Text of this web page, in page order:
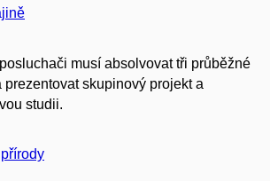
musí absolvovat tři průběžné
prezentovat skupinový projekt a
studii.